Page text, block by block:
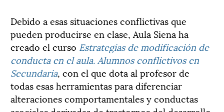
Debido a esas situaciones conflictivas que
pueden producirse en clase, Aula Siena ha
creado el curso Estrategias de modificación de
conducta en el aula. Alumnos conflictivos en
Secundaria, con el que dota al profesor de
todas esas herramientas para diferenciar
alteraciones comportamentales y conductas